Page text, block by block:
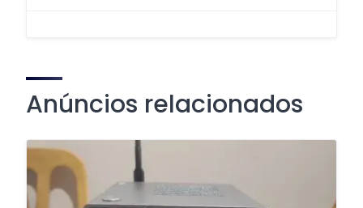
Anúncios relacionados